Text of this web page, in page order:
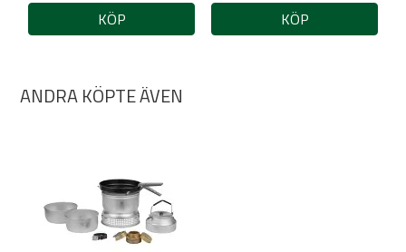
KÖP KÖP
ANDRA KÖPTE ÄVEN